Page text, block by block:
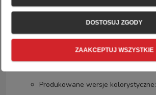
Materiał: stal nierdzewna 18/8.
Pojemność: 700 ml.
Wymiary:
Produkowane wersje kolorystyczne:
DOSTOSUJ ZGODY
ZAAKCEPTUJ WSZYSTKIE